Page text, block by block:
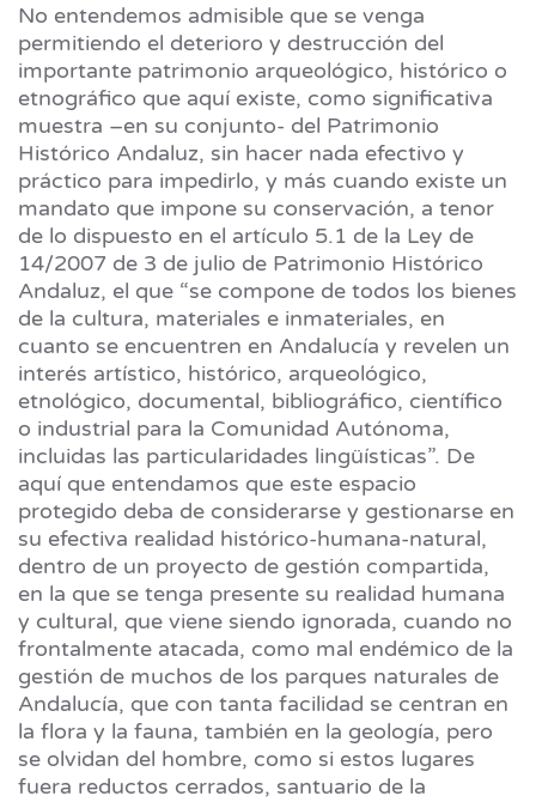
No entendemos admisible que se venga
permitiendo el deterioro y destrucción del
importante patrimonio arqueológico, histórico o
etnográfico que aquí existe, como significativa
muestra –en su conjunto- del Patrimonio
Histórico Andaluz, sin hacer nada efectivo y
práctico para impedirlo, y más cuando existe un
mandato que impone su conservación, a tenor
de lo dispuesto en el artículo 5.1 de la Ley de
14/2007 de 3 de julio de Patrimonio Histórico
Andaluz, el que “se compone de todos los bienes
de la cultura, materiales e inmateriales, en
cuanto se encuentren en Andalucía y revelen un
interés artístico, histórico, arqueológico,
etnológico, documental, bibliográfico, científico
o industrial para la Comunidad Autónoma,
incluidas las particularidades lingüísticas”. De
aquí que entendamos que este espacio
protegido deba de considerarse y gestionarse en
su efectiva realidad histórico-humana-natural,
dentro de un proyecto de gestión compartida,
en la que se tenga presente su realidad humana
y cultural, que viene siendo ignorada, cuando no
frontalmente atacada, como mal endémico de la
gestión de muchos de los parques naturales de
Andalucía, que con tanta facilidad se centran en
la flora y la fauna, también en la geología, pero
se olvidan del hombre, como si estos lugares
fuera reductos cerrados, santuario de la